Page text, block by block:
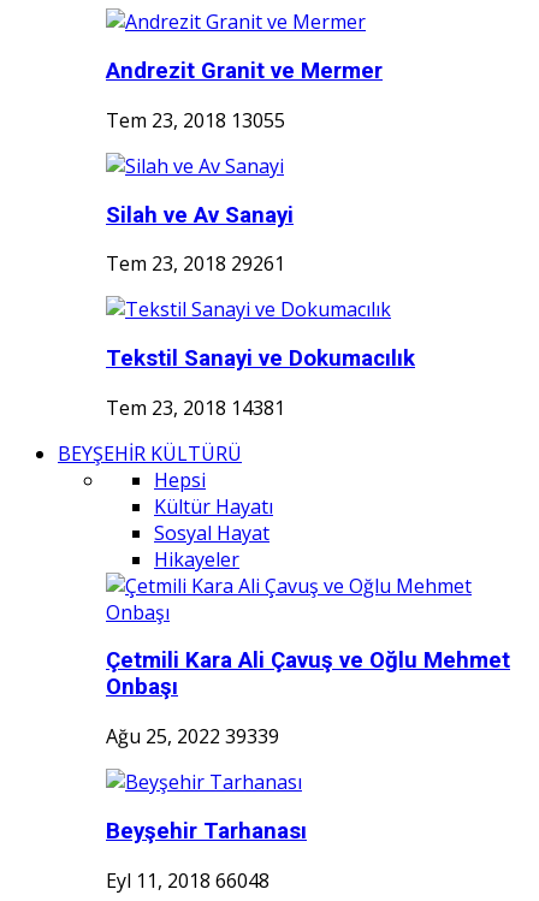
Andrezit Granit ve Mermer
Tem 23, 2018 13055
Silah ve Av Sanayi
Tem 23, 2018 29261
Tekstil Sanayi ve Dokumacılık
Tem 23, 2018 14381
BEYŞEHİR KÜLTÜRÜ
Hepsi
Kültür Hayatı
Sosyal Hayat
Hikayeler
Çetmili Kara Ali Çavuş ve Oğlu Mehmet
Onbaşı
Ağu 25, 2022 39339
Beyşehir Tarhanası
Eyl 11, 2018 66048